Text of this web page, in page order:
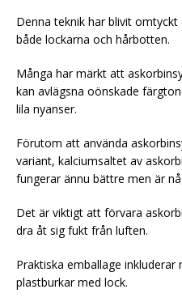
Denna teknik har blivit
både lockarna och hårbotten.
Många har märkt att
kan avlägsna oönskade
lila nyanser.
Förutom att använda
variant, kalciumsaltet av
fungerar ännu bättre men är
Det är viktigt att förvara
dra åt sig fukt från luften.
Praktiska emballage inkluderar
plastburkar med lock.